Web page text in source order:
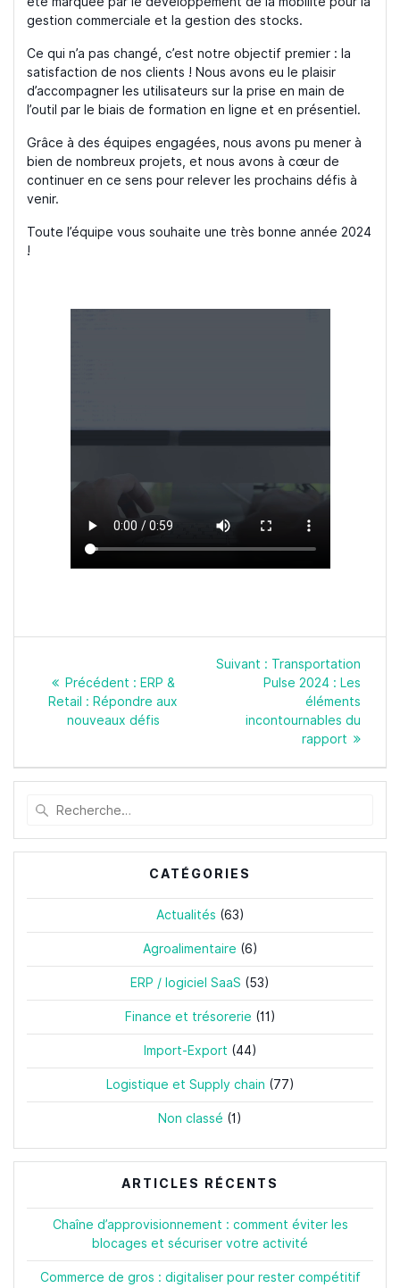
gestion commerciale et la gestion des stocks.
Ce qui n’a pas changé, c’est notre objectif premier : la
satisfaction de nos clients ! Nous avons eu le plaisir
d’accompagner les utilisateurs sur la prise en main de
l’outil par le biais de formation en ligne et en présentiel.
Grâce à des équipes engagées, nous avons pu mener à
bien de nombreux projets, et nous avons à cœur de
continuer en ce sens pour relever les prochains défis à
venir.
Toute l’équipe vous souhaite une très bonne année 2024
!
l’articlePrécédent : Article
précédent
:
ERP &
Retail : Répondre aux
nouveaux défis
Suivant : Article
suivant
Transportation
Pulse 2024 : Les
éléments
incontournables du
rapport
:
CATÉGORIES
Actualités (63)
Agroalimentaire (6)
ERP / logiciel SaaS (53)
Finance et trésorerie (11)
Import-Export (44)
Logistique et Supply chain (77)
Non classé (1)
ARTICLES RÉCENTS
Chaîne d’approvisionnement : comment éviter les
blocages et sécuriser votre activité
Commerce de gros : digitaliser pour rester compétitif